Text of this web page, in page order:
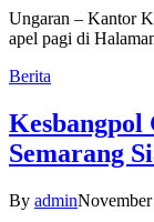
Ungaran – Kantor
apel pagi di
Berita
Kesbangpol
Semarang
By admin